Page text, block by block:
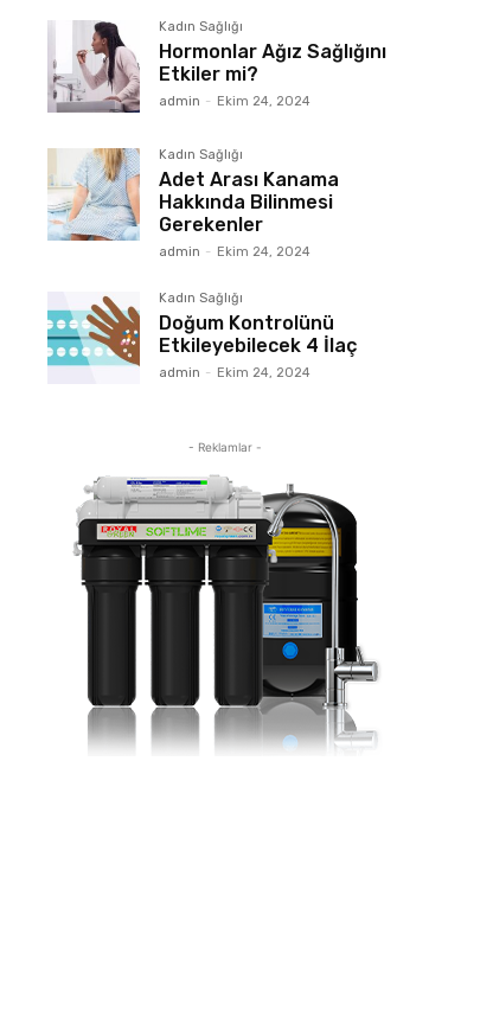
Kadın Sağlığı
Hormonlar Ağız Sağlığını
Etkiler mi?
admin - Ekim 24, 2024
Kadın Sağlığı
Adet Arası Kanama
Hakkında Bilinmesi
Gerekenler
admin - Ekim 24, 2024
Kadın Sağlığı
Doğum Kontrolünü
Etkileyebilecek 4 İlaç
admin - Ekim 24, 2024
- Reklamlar -